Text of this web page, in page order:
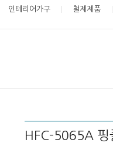
인테리어가구 철제제품
HFC-5065A 핑